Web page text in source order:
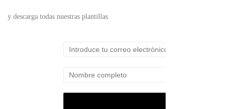
y descarga todas nuestras plantillas